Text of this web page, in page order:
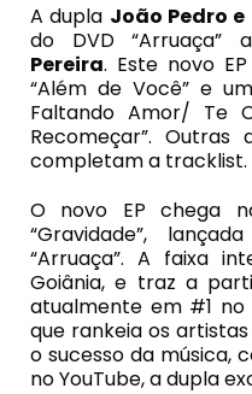
A dupla João Pedro e
do DVD “Arruaça”
Pereira. Este novo
“Além de Você” e
Faltando Amor/ Te
Recomeçar”. Outras
completam a tracklist.
O novo EP chega
“Gravidade”,
“Arruaça”. A faixa
Goiânia, e traz a
atualmente em #1 no
que rankeia os
o sucesso da música,
no YouTube, a dupla